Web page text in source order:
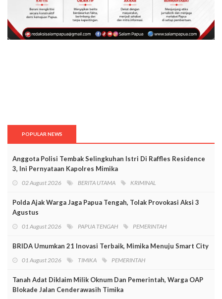
POPULAR NEWS
Anggota Polisi Tembak Selingkuhan Istri Di Raffles Residence
3, Ini Pernyataan Kapolres Mimika
02 August 2026 BERITA UTAMA KRIMINAL
Polda Ajak Warga Jaga Papua Tengah, Tolak Provokasi Aksi 3
Agustus
01 August 2026 PAPUA TENGAH PEMERINTAH
BRIDA Umumkan 21 Inovasi Terbaik, Mimika Menuju Smart City
01 August 2026 TIMIKA PEMERINTAH
Tanah Adat Diklaim Milik Oknum Dan Pemerintah, Warga OAP
Blokade Jalan Cenderawasih Timika